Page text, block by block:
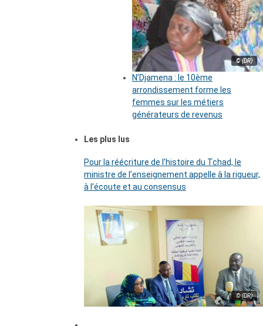
© (DR)
N’Djamena : le 10ème
arrondissement forme les
femmes sur les métiers
générateurs de revenus
Les plus lus
Pour la réécriture de l’histoire du Tchad, le
ministre de l’enseignement appelle à la rigueur,
à l’écoute et au consensus
© (DR)